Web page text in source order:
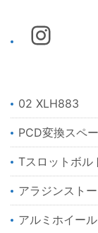
02 XLH883
PCD変換スペ
Tスロットボル
アラジンスト
アルミホイー